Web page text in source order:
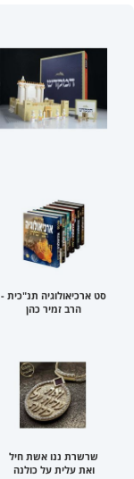
סט ארכיאולוגיה תנ"כית -
הרב זמיר כהן
שרשרת ננו אשת חיל
ואת עלית על כולנה